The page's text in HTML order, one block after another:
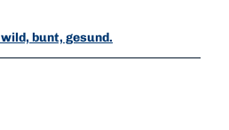
bunt, gesund.